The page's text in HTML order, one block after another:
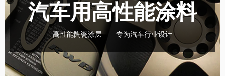
汽车用高性能涂料
高性能陶瓷涂层——专为汽车行业设计